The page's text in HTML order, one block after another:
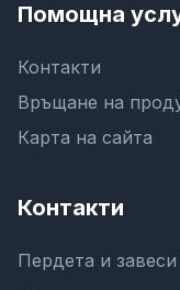
Помощна
Контакти
Връщане на
Карта на сайта
Контакти
Пердета и